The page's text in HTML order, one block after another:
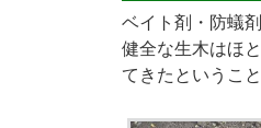
ベイト剤・防蟻
健全な生木はほ
てきたというこ